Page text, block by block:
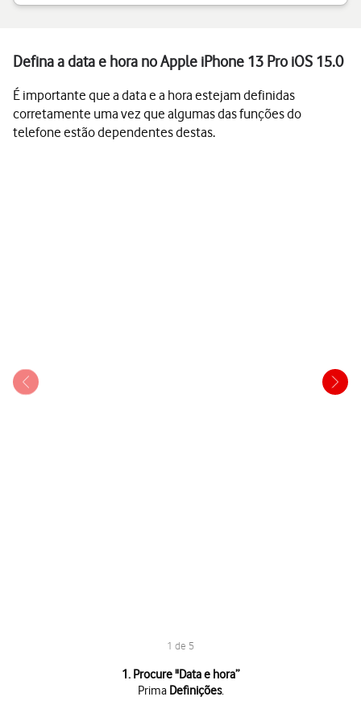
Defina a data e hora no Apple iPhone 13 Pro iOS 15.0
É importante que a data e a hora estejam definidas
corretamente uma vez que algumas das funções do
telefone estão dependentes destas.
1 de 5
1. Procure "Data e hora”
Prima Definições.